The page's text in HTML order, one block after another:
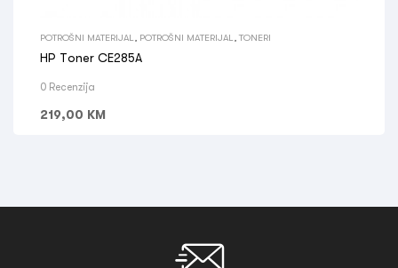
POTROŠNI MATERIJAL POTROŠNI MATERIJAL TONERI
HP Toner CE285A
0 Recenzija
219,00 KM